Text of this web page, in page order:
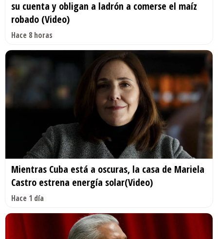
su cuenta y obligan a ladrón a comerse el maíz
robado (Video)
Hace 8 horas
Mientras Cuba está a oscuras, la casa de Mariela
Castro estrena energía solar(Video)
Hace 1 día